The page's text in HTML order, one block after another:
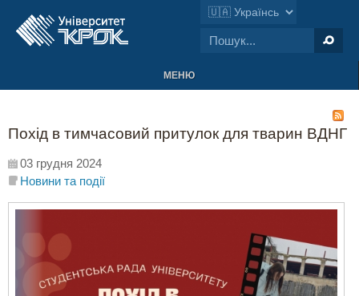
МЕНЮ
Похід в тимчасовий притулок для тварин ВДНГ
03 грудня 2024
Новини та події